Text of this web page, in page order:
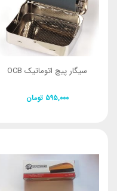
سیگار پیچ اتوماتیک OCB
تومان۵۹۵,۰۰۰